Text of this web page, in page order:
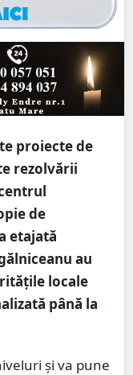
proiecte de
rezolvării
de
etajată
au
locale
până la
și va pune